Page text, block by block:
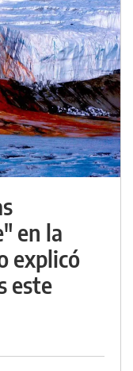
en la
explicó
este